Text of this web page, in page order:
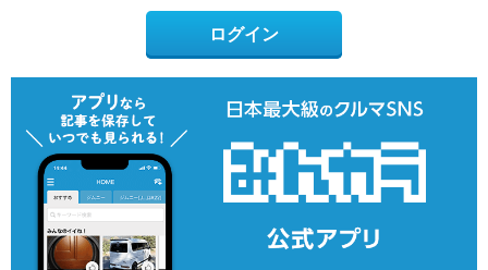
ログイン